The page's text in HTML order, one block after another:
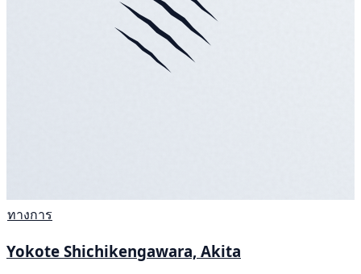
ทางการ
Yokote Shichikengawara, Akita